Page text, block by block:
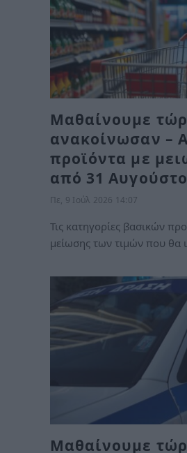
Μαθαίνουμε
ανακοίνωσαν –
προϊόντα με
από 31
Πε, 9 Ιούλ 2026 14:07
Τις κατηγορίες βασικών
μείωσης των τιμών που θα
Μαθαίνουμε